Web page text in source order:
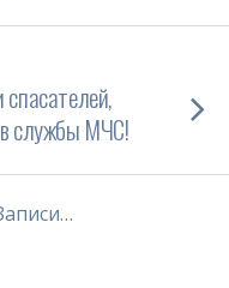
службы МЧС!